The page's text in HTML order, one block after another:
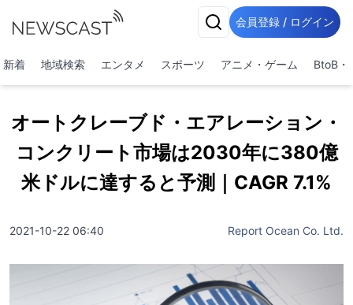
会員登録 / ログイン
新着 地域検索 エンタメ スポーツ アニメ・ゲーム BtoB・
オートクレーブド・エアレーション・
コンクリート市場は2030年に380億
米ドルに達すると予測｜CAGR 7.1%
2021-10-22 06:40 Report Ocean Co. Ltd.